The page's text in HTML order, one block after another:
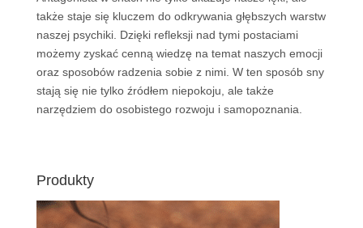
także staje się kluczem do odkrywania głębszych warstw
naszej psychiki. Dzięki refleksji nad tymi postaciami
możemy zyskać cenną wiedzę na temat naszych emocji
oraz sposobów radzenia sobie z nimi. W ten sposób sny
stają się nie tylko źródłem niepokoju, ale także
narzędziem do osobistego rozwoju i samopoznania.
Produkty